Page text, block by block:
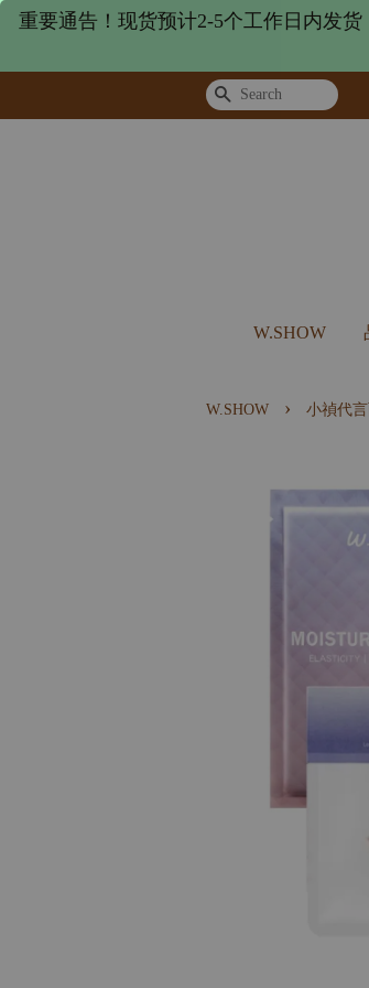
重要通告！现货预计2-5个工作日内发
Search
W.SHOW
W.SHOW › 小禎代